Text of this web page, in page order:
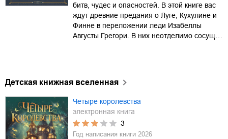
битв, чудес и опасностей. В этой книге вас
ждут древние предания о Луге, Кухулине и
Финне в переложении леди Изабеллы
Августы Грегори. В них неотделимо сосущ…
Детская книжная вселенная
Четыре королевства
электронная книга
3
Год написания книги 2026